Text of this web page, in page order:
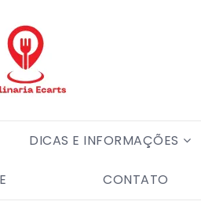
DICAS E INFORMAÇÕES
CONTATO